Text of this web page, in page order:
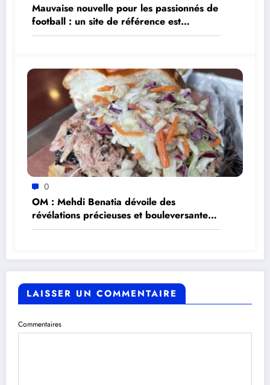
Mauvaise nouvelle pour les passionnés de
football : un site de référence est
indisponible depuis plusieurs jours
0
OM : Mehdi Benatia dévoile des
révélations précieuses et bouleversantes
sur son parcours
LAISSER UN COMMENTAIRE
Commentaires